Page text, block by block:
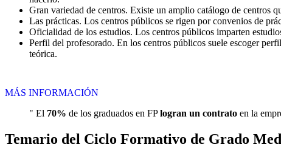
Gran variedad de centros. Existe un amplio catálogo de centros
Las prácticas. Los centros públicos se rigen por convenios de
Oficialidad de los estudios. Los centros públicos imparten
Perfil del profesorado. En los centros públicos suele escoger
teórica.
MÁS INFORMACIÓN
" El 70% de los graduados en FPlogran un contrato en la
Temario del Ciclo Formativo de Grado